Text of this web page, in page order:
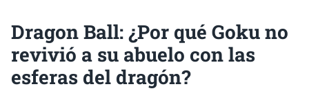
Dragon Ball: ¿Por qué Goku no
revivió a su abuelo con las
esferas del dragón?